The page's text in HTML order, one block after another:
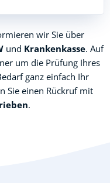
wir Sie über
und Krankenkasse. Auf
um die Prüfung Ihres
ganz einfach Ihr
Sie einen Rückruf mit
.